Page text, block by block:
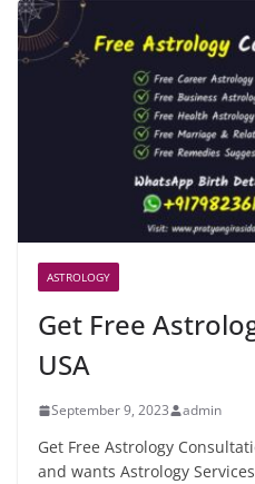
ASTROLOGY
Get Free
USA
September 9, 2023 admin
Get Free Astrology
and wants Astrology